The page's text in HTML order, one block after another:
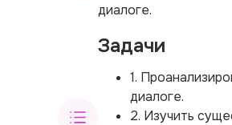
диалоге.
Задачи
1.
диалоге.
2. Изучить